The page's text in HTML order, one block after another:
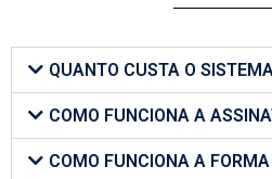
QUANTO CUSTA O
COMO FUNCIONA A
COMO FUNCIONA A